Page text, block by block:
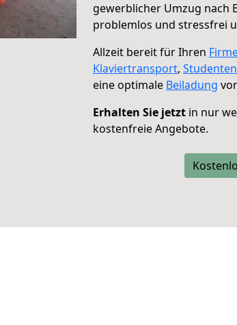
gewerblicher Umzug nach
problemlos und stressfrei
Allzeit bereit für Ihren
Klaviertransport,
eine optimale Beiladung
Erhalten Sie jetzt in nur
kostenfreie Angebote.